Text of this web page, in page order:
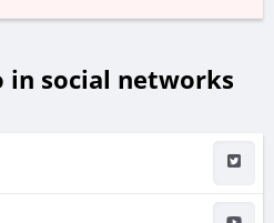
in social networks